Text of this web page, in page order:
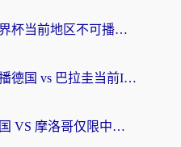
在加拿大看抖音世界杯当前地区不可播放？海外党体育观赛终极指南
在海外看世界杯直播德国 vs 巴拉圭当前IP受限制？这篇指南帮你轻松解决地区限制
在国外看世界杯法国 VS 摩洛哥仅限中国大陆？别让地域限制拦下你的欢呼